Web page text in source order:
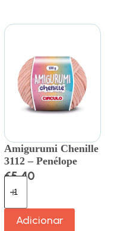
Amigurumi Chenille
3112 – Penélope
€5.40
Adicionar